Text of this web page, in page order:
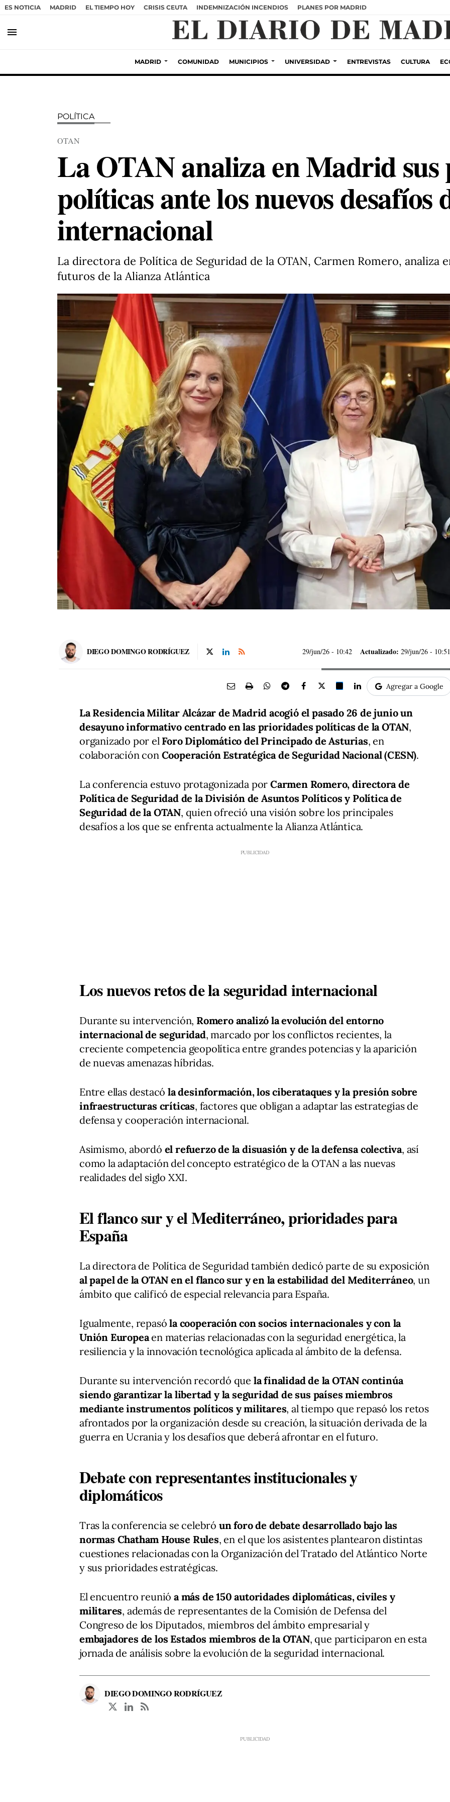
ES NOTICIA MADRID EL TIEMPO HOY CRISIS CEUTA INDEMNIZACIÓN INCENDIOS PLANES POR MADRID
menu
MADRID COMUNIDAD MUNICIPIOS UNIVERSIDAD ENTREVISTAS CULTURA
POLÍTICA
OTAN
La OTAN analiza en Madrid
políticas ante los nuevos desafíos
internacional
La directora de Política de Seguridad de la OTAN, Carmen Romero, analiza
futuros de la Alianza Atlántica
DIEGO DOMINGO RODRÍGUEZ 29/jun/26 - 10:42 Actualizado: 29/jun/26 - 10:51
Agregar a Google
La Residencia Militar Alcázar de Madrid acogió el pasado 26 de junio un
desayuno informativo centrado en las prioridades políticas de la OTAN,
organizado por el Foro Diplomático del Principado de Asturias, en
colaboración con Cooperación Estratégica de Seguridad Nacional (CESN).
La conferencia estuvo protagonizada por Carmen Romero, directora de
Política de Seguridad de la División de Asuntos Políticos y Política de
Seguridad de la OTAN, quien ofreció una visión sobre los principales
desafíos a los que se enfrenta actualmente la Alianza Atlántica.
Los nuevos retos de la seguridad internacional
Durante su intervención, Romero analizó la evolución del entorno
internacional de seguridad, marcado por los conflictos recientes, la
creciente competencia geopolítica entre grandes potencias y la aparición
de nuevas amenazas híbridas.
Entre ellas destacó la desinformación, los ciberataques y la presión sobre
infraestructuras críticas, factores que obligan a adaptar las estrategias de
defensa y cooperación internacional.
Asimismo, abordó el refuerzo de la disuasión y de la defensa colectiva, así
como la adaptación del concepto estratégico de la OTAN a las nuevas
realidades del siglo XXI.
El flanco sur y el Mediterráneo, prioridades para
España
La directora de Política de Seguridad también dedicó parte de su exposición
al papel de la OTAN en el flanco sur y en la estabilidad del Mediterráneo, un
ámbito que calificó de especial relevancia para España.
Igualmente, repasóla cooperación con socios internacionales y con la
Unión Europeaen materias relacionadas con la seguridad energética, la
resiliencia y la innovación tecnológica aplicada al ámbito de la defensa.
Durante su intervención recordó que la finalidad de la OTAN continúa
siendo garantizar la libertad y la seguridad de sus países miembros
mediante instrumentos políticos y militares, al tiempo que repasó los retos
afrontados por la organización desde su creación, la situación derivada de la
guerra en Ucrania y los desafíos que deberá afrontar en el futuro.
Debate con representantes institucionales y
diplomáticos
Tras la conferencia se celebró un foro de debate desarrollado bajo las
normas Chatham House Rules, en el que los asistentes plantearon distintas
cuestiones relacionadas con la Organización del Tratado del Atlántico Norte
y sus prioridades estratégicas.
El encuentro reunió a más de 150 autoridades diplomáticas, civiles y
militares, además de representantes de la Comisión de Defensa del
Congreso de los Diputados, miembros del ámbito empresarial y
embajadores de los Estados miembros de la OTAN, que participaron en esta
jornada de análisis sobre la evolución de la seguridad internacional.
DIEGO DOMINGO RODRÍGUEZ